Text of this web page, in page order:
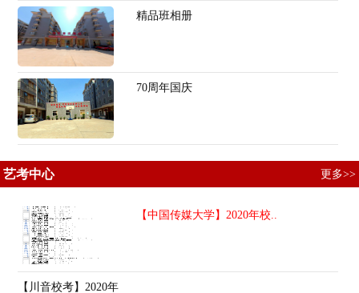
精品班相册
70周年国庆
艺考中心 更多>>
【中国传媒大学】2020年校..
【川音校考】2020年